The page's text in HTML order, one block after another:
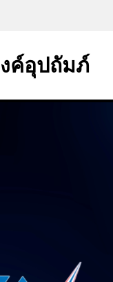
ค์อุปถัมภ์